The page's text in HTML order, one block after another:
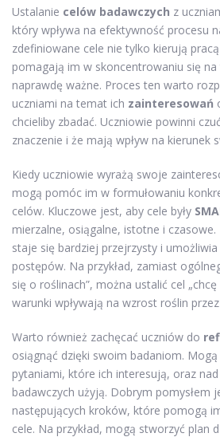
Ustalanie celów badawczych z
który wpływa na efektywność procesu
zdefiniowane cele nie tylko kierują
pomagają im w skoncentrowaniu się
naprawdę ważne. Proces ten warto
uczniami na temat ich zainteresowań
chcieliby zbadać. Uczniowie powinni
znaczenie i że mają wpływ na kierunek
Kiedy uczniowie wyrażą swoje
mogą pomóc im w formułowaniu
celów. Kluczowe jest, aby cele były
mierzalne, osiągalne, istotne i czasowe.
staje się bardziej przejrzysty i
postępów. Na przykład, zamiast
się o roślinach”, można ustalić cel
warunki wpływają na wzrost roślin
Warto również zachęcać uczniów do
osiągnąć dzięki swoim badaniom.
pytaniami, które ich interesują, oraz
badawczych użyją. Dobrym pomysłem
następujących kroków, które pomogą
cele. Na przykład, mogą stworzyć plan